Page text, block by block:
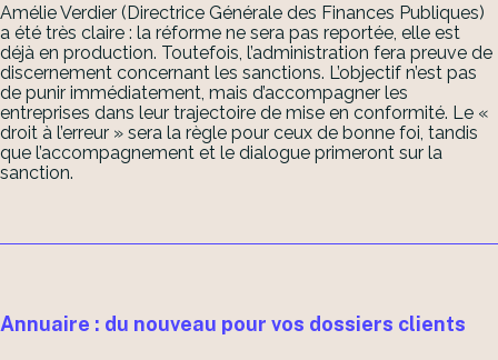
Amélie Verdier (Directrice Générale des Finances Publiques)
a été très claire : la réforme ne sera pas reportée, elle est
déjà en production. Toutefois, l’administration fera preuve de
discernement concernant les sanctions. L’objectif n’est pas
de punir immédiatement, mais d’accompagner les
entreprises dans leur trajectoire de mise en conformité. Le «
droit à l’erreur » sera la règle pour ceux de bonne foi, tandis
que l’accompagnement et le dialogue primeront sur la
sanction.
Annuaire : du nouveau pour vos dossiers clients